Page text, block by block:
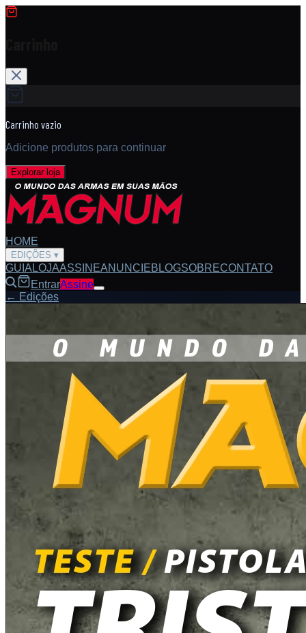
Carrinho vazio
Adicione produtos para continuar
Explorar loja
HOME
EDIÇÕES ▾
GUIA LOJAASSINEANUNCIEBLOGSOBRECONTATO
EntrarAssine
← Edições